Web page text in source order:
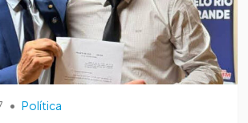
• Política